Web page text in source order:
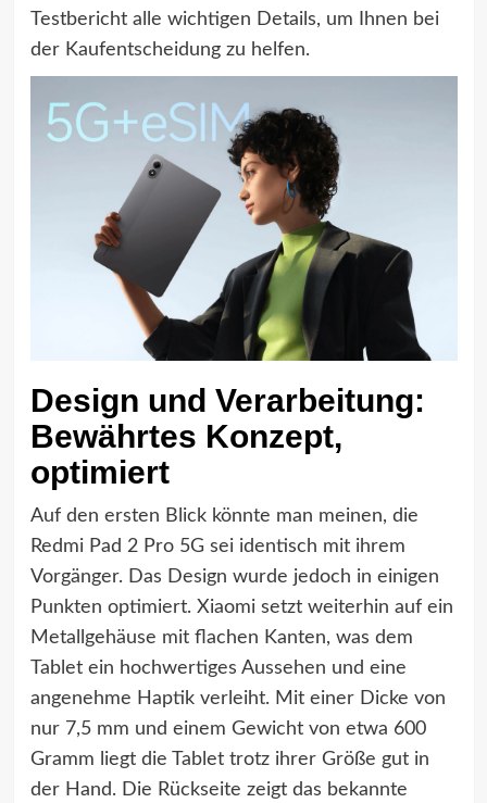
Testbericht alle wichtigen Details, um Ihnen bei
der Kaufentscheidung zu helfen.
Design und Verarbeitung:
Bewährtes Konzept,
optimiert
Auf den ersten Blick könnte man meinen, die
Redmi Pad 2 Pro 5G sei identisch mit ihrem
Vorgänger. Das Design wurde jedoch in einigen
Punkten optimiert. Xiaomi setzt weiterhin auf ein
Metallgehäuse mit flachen Kanten, was dem
Tablet ein hochwertiges Aussehen und eine
angenehme Haptik verleiht. Mit einer Dicke von
nur 7,5 mm und einem Gewicht von etwa 600
Gramm liegt die Tablet trotz ihrer Größe gut in
der Hand. Die Rückseite zeigt das bekannte